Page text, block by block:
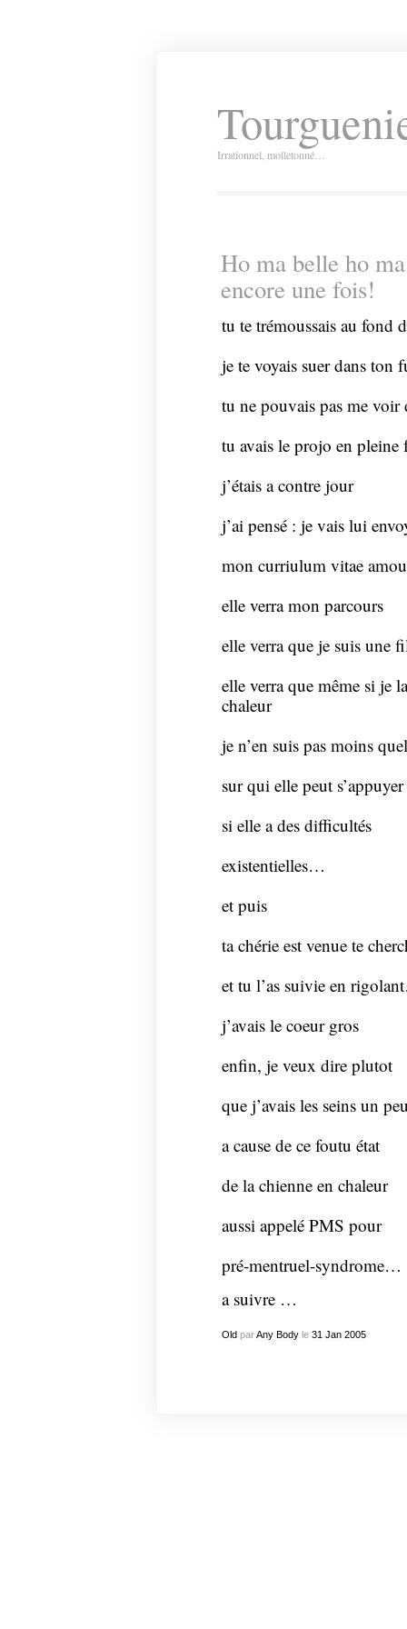
Irrationnel, molletonné…
Ho ma belle ho
encore une fois!
tu te trémoussais au fond
je te voyais suer dans
tu ne pouvais pas me voir
tu avais le projo en pleine
j’étais a contre jour
j’ai pensé : je vais lui
mon curriulum vitae
elle verra mon parcours
elle verra que je suis une
elle verra que même si je
chaleur
je n’en suis pas moins
sur qui elle peut s’appuyer
si elle a des difficultés
existentielles…
et puis
ta chérie est venue te
et tu l’as suivie en
j’avais le coeur gros
enfin, je veux dire plutot
que j’avais les seins un
a cause de ce foutu état
de la chienne en chaleur
aussi appelé PMS pour
pré-mentruel-syndrome…
a suivre …
Old parAny Bodyle 31 Jan 2005